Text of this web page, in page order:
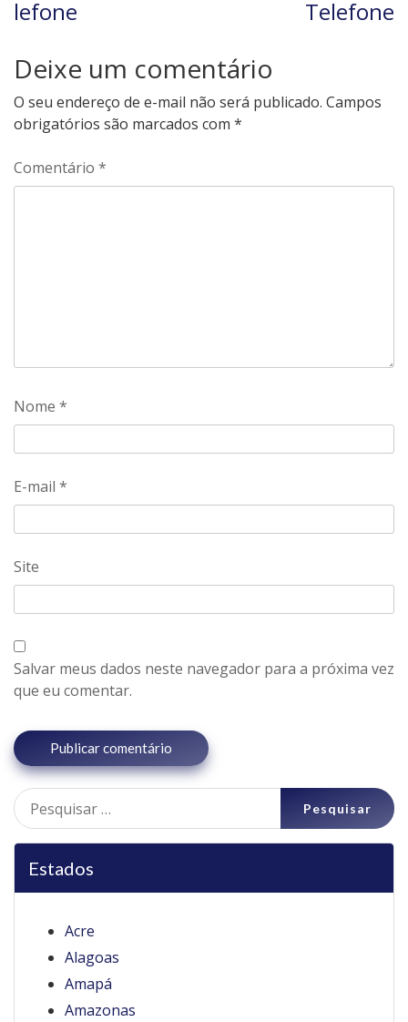
lefone
Telefone
Deixe um comentário
O seu endereço de e-mail não será publicado. Campos
obrigatórios são marcados com *
Comentário *
Nome *
E-mail *
Site
Salvar meus dados neste navegador para a próxima vez
que eu comentar.
Pesquisar
por:
Estados
Acre
Alagoas
Amapá
Amazonas